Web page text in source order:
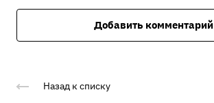
Добавить комментарий
Назад к списку